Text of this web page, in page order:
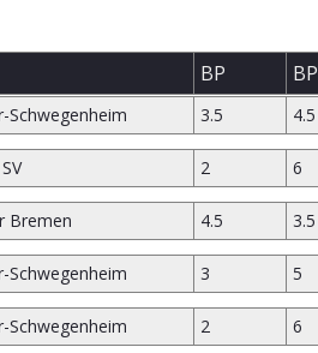
BP BP
Schwegenheim 3.5 4.5
2 6
Bremen 4.5 3.5
Schwegenheim 3 5
Schwegenheim 2 6